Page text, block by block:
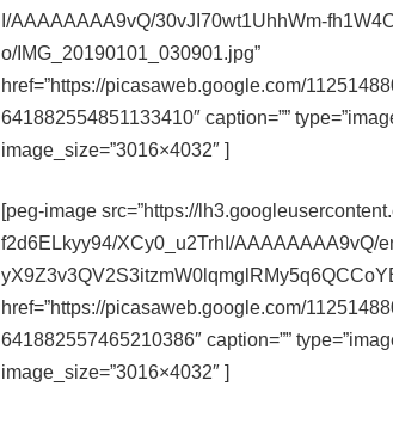
I/AAAAAAAA9vQ/30vJI70wt1UhhWm-
o/IMG_20190101_030901.jpg”
href=”https://picasaweb.google.com/
641882554851133410″ caption=””
image_size=”3016×4032″ ]
[peg-image src=”https://
f2d6ELkyy94/XCy0_u2TrhI/AAAAAAAA9vQ/
href=”https://picasaweb.google.com/
641882557465210386″ caption=””
image_size=”3016×4032″ ]